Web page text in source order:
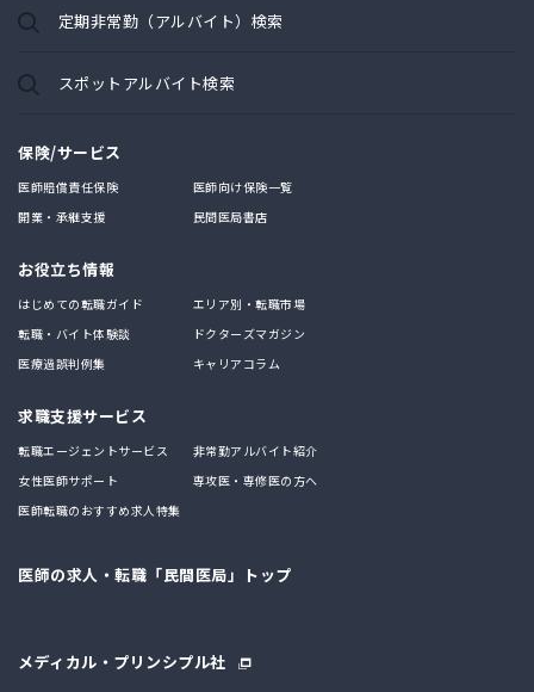
定期非常勤（アルバイト）検索
スポットアルバイト検索
保険/サービス
医師賠償責任保険
医師向け保険一覧
開業・承継支援
民間医局書店
お役立ち情報
はじめての転職ガイド
エリア別・転職市場
転職・バイト体験談
ドクターズマガジン
医療過誤判例集
キャリアコラム
求職支援サービス
転職エージェントサービス
非常勤アルバイト紹介
女性医師サポート
専攻医・専修医の方へ
医師転職のおすすめ求人特集
医師の求人・転職「民間医局」トップ
メディカル・プリンシプル社